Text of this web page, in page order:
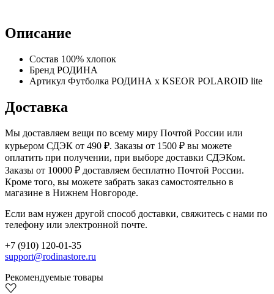
Описание
Состав 100% хлопок
Бренд РОДИНА
Артикул Футболка РОДИНА x KSEOR POLAROID lite
Доставка
Мы доставляем вещи по всему миру Почтой России или
курьером СДЭК от 490 ₽. Заказы от 1500 ₽ вы можете
оплатить при получении, при выборе доставки СДЭКом.
Заказы от 10000 ₽ доставляем бесплатно Почтой России.
Кроме того, вы можете забрать заказ самостоятельно в
магазине в Нижнем Новгороде.
Если вам нужен другой способ доставки, свяжитесь с нами по
телефону или электронной почте.
+7 (910) 120-01-35
support@rodinastore.ru
Рекомендуемые товары